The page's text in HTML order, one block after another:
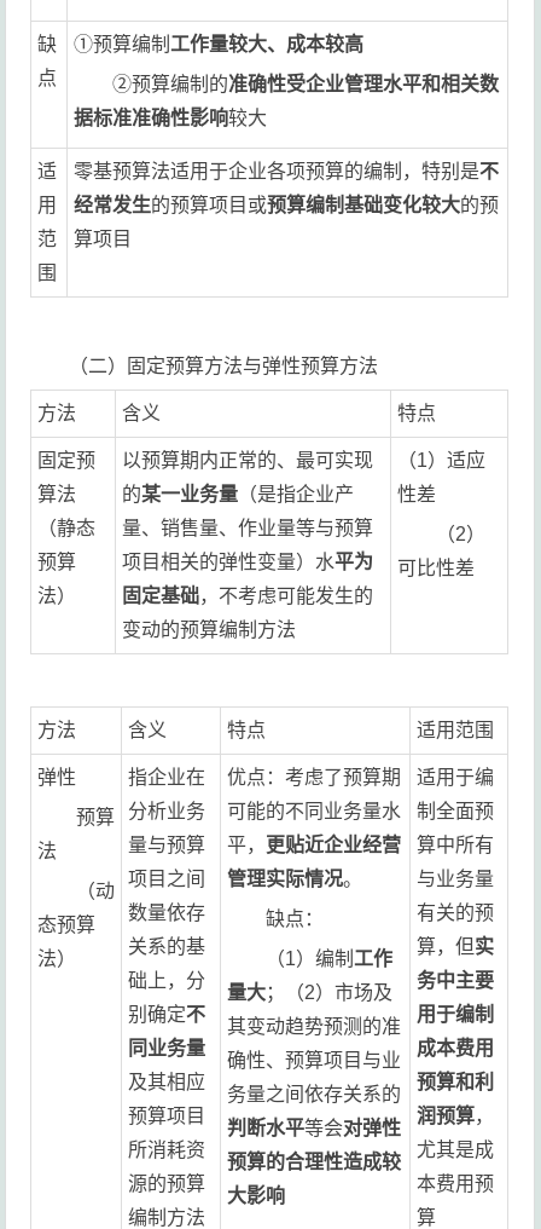
缺
点
①预算编制 工作量较大、成本较高
②预算编制的准确性受企业管理水平和相关数
据标准准确性影响较大
适
用
范
围
零基预算法适用于企业各项预算的编制，特别是不
经常发生的预算项目或预算编制基础变化较大的预
算项目
（二）固定预算方法与弹性预算方法
方法 含义 特点
固定预
算法
（静态
预算
法）
以预算期内正常的、最可实现
的某一业务量 （是指企业产
量、销售量、作业量等与预算
项目相关的弹性变量）水平为
固定基础，不考虑可能发生的
变动的预算编制方法
（1）适应
性差
（2）
可比性差
方法 含义 特点 适用范围
弹性
预算
法
（动
态预算
法）
指企业在
分析业务
量与预算
项目之间
数量依存
关系的基
础上，分
别确定不
同业务量
及其相应
预算项目
所消耗资
源的预算
编制方法
优点：考虑了预算期
可能的不同业务量水
平， 更贴近企业经营
管理实际情况。
缺点：
（1）编制 工作
量大；（2）市场及
其变动趋势预测的准
确性、预算项目与业
务量之间依存关系的
判断水平等会对弹性
预算的合理性造成较
大影响
适用于编
制全面预
算中所有
与业务量
有关的预
算，但实
务中主要
用于编制
成本费用
预算和利
润预算，
尤其是成
本费用预
算